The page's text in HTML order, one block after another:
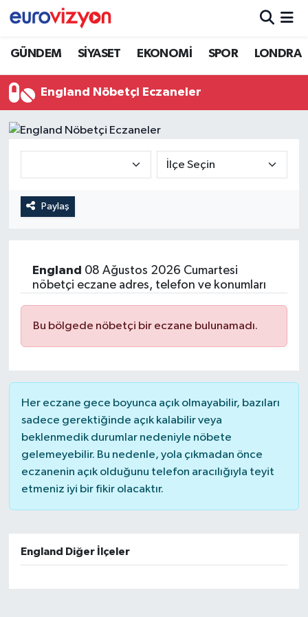
GÜNDEM SİYASET EKONOMİ SPOR LONDRA
England Nöbetçi Eczaneler
Paylaş
England 08 Ağustos 2026 Cumartesi
nöbetçi eczane adres, telefon ve konumları
Bu bölgede nöbetçi bir eczane bulunamadı.
Her eczane gece boyunca açık olmayabilir, bazıları
sadece gerektiğinde açık kalabilir veya
beklenmedik durumlar nedeniyle nöbete
gelemeyebilir. Bu nedenle, yola çıkmadan önce
eczanenin açık olduğunu telefon aracılığıyla teyit
etmeniz iyi bir fikir olacaktır.
England Diğer İlçeler